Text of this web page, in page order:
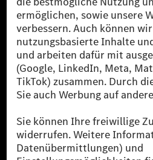
[1] Bilanziell CO₂-neutral bedeutet, dass
reduzierte CO₂-Emissionen bei der
zertifizierte Ausgleichsprojekte
[2] Renewable Charging ist ein integraler
Public in Europa, den USA, Kanada und
Ladestation noch kein Strom aus
verwendet Renewable Charging
sicher, dass für Ladevorgänge über
Strommenge aus erneuerbaren Energien
als sechs Jahre sind.
* Inkl. EKOenergy Ökolabel
* Die angegebenen Werte wurden nach
Messverfahren WLTP (Worldwide